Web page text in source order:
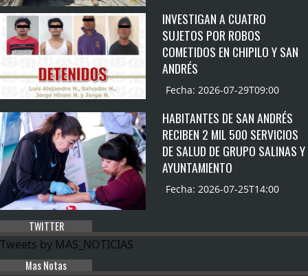
INVESTIGAN A CUATRO
SUJETOS POR ROBOS
COMETIDOS EN CHIPILO Y SAN
ANDRÉS
Fecha: 2026-07-29T09:00
HABITANTES DE SAN ANDRÉS
RECIBEN 2 MIL 500 SERVICIOS
DE SALUD DE GRUPO SALINAS Y
AYUNTAMIENTO
Fecha: 2026-07-25T14:00
TWITTER
Tweets by MAS_NOTICIAS
Mas Notas